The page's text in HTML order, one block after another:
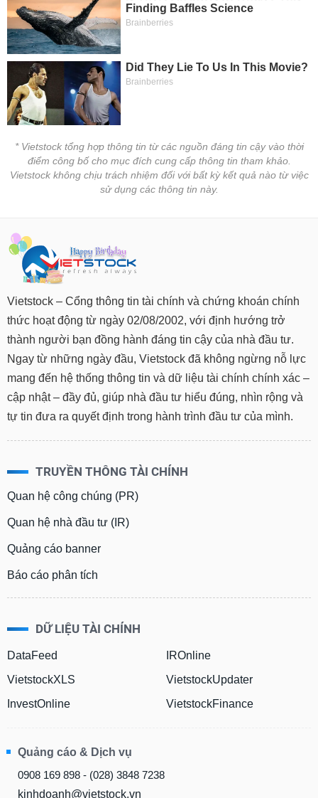
* Vietstock tổng hợp thông tin từ các nguồn đáng tin cậy vào thời
điểm công bố cho mục đích cung cấp thông tin tham khảo.
Vietstock không chịu trách nhiệm đối với bất kỳ kết quả nào từ việc
sử dụng các thông tin này.
Vietstock – Cổng thông tin tài chính và chứng khoán chính
thức hoạt động từ ngày 02/08/2002, với định hướng trở
thành người bạn đồng hành đáng tin cậy của nhà đầu tư.
Ngay từ những ngày đầu, Vietstock đã không ngừng nỗ lực
mang đến hệ thống thông tin và dữ liệu tài chính chính xác –
cập nhật – đầy đủ, giúp nhà đầu tư hiểu đúng, nhìn rộng và
tự tin đưa ra quyết định trong hành trình đầu tư của mình.
TRUYỀN THÔNG TÀI CHÍNH
Quan hệ công chúng (PR)
Quan hệ nhà đầu tư (IR)
Quảng cáo banner
Báo cáo phân tích
DỮ LIỆU TÀI CHÍNH
DataFeed
VietstockXLS
InvestOnline
IROnline
VietstockUpdater
VietstockFinance
Quảng cáo & Dịch vụ
0908 169 898 - (028) 3848 7238
kinhdoanh@vietstock.vn